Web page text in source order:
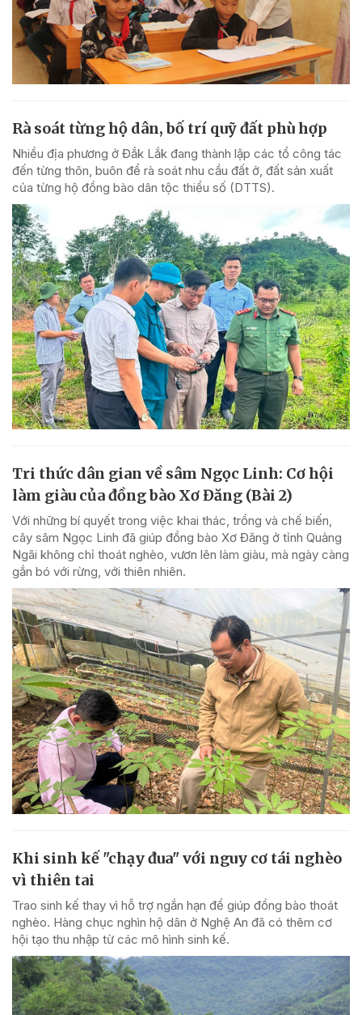
Rà soát từng hộ dân, bố trí quỹ đất phù hợp
Nhiều địa phương ở Đắk Lắk đang thành lập các tổ công tác
đến từng thôn, buôn để rà soát nhu cầu đất ở, đất sản xuất
của từng hộ đồng bào dân tộc thiểu số (DTTS).
Tri thức dân gian về sâm Ngọc Linh: Cơ hội
làm giàu của đồng bào Xơ Đăng (Bài 2)
Với những bí quyết trong việc khai thác, trồng và chế biến,
cây sâm Ngọc Linh đã giúp đồng bào Xơ Đăng ở tỉnh Quảng
Ngãi không chỉ thoát nghèo, vươn lên làm giàu, mà ngày càng
gắn bó với rừng, với thiên nhiên.
Khi sinh kế "chạy đua" với nguy cơ tái nghèo
vì thiên tai
Trao sinh kế thay vì hỗ trợ ngắn hạn để giúp đồng bào thoát
nghèo. Hàng chục nghìn hộ dân ở Nghệ An đã có thêm cơ
hội tạo thu nhập từ các mô hình sinh kế.